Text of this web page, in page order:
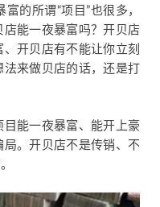
的所谓“项目”也很多，
能一夜暴富吗？开贝店
开贝店有不能让你立刻
来做贝店的话，还是打
能一夜暴富、能开上豪
。开贝店不是传销、不